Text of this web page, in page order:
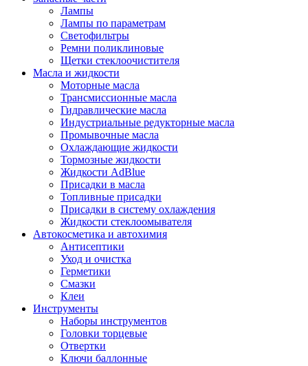
Лампы
Лампы по параметрам
Светофильтры
Ремни поликлиновые
Щетки стеклоочистителя
Масла и жидкости
Моторные масла
Трансмиссионные масла
Гидравлические масла
Индустриальные редукторные масла
Промывочные масла
Охлаждающие жидкости
Тормозные жидкости
Жидкости AdBlue
Присадки в масла
Топливные присадки
Присадки в систему охлаждения
Жидкости стеклоомывателя
Автокосметика и автохимия
Антисептики
Уход и очистка
Герметики
Смазки
Клеи
Инструменты
Наборы инструментов
Головки торцевые
Отвертки
Ключи баллонные